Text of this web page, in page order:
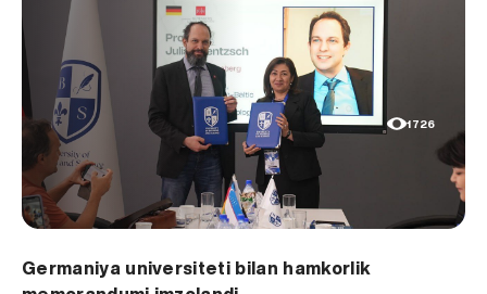
1726
Germaniya universiteti bilan hamkorlik